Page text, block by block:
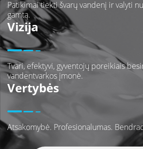
Patikimai tiekti švarų vandenį ir valyti
gamtą.
Vizija
Tvari, efektyvi, gyventojų poreikiais
vandentvarkos įmonė.
Vertybės
Atsakomybė. Profesionalumas.